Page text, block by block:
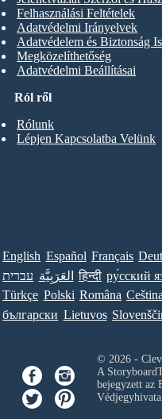
Ról ről
Rólunk
Lépjen Kapcsolatba Velünk
Felhasználási Feltételek
Adatvédelmi Irányelvek
Adatvédelem és Biztonság
Megközelíthetőség
Adatvédelmi Beállításai
English Español Français
עברית العَرَبِيَّة हिन्दी ру́сский
Türkçe Polski Româna
български Lietuvos
© 2026 -
A
bejegyzett az